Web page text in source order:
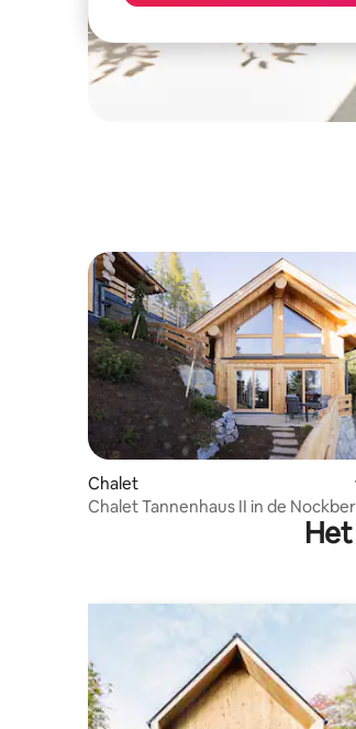
Chalet
Chalet Tannenhaus II in de